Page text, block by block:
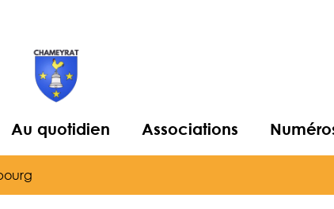
Au quotidien Associations